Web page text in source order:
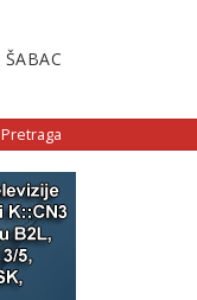
ŠABAC
Pretraga